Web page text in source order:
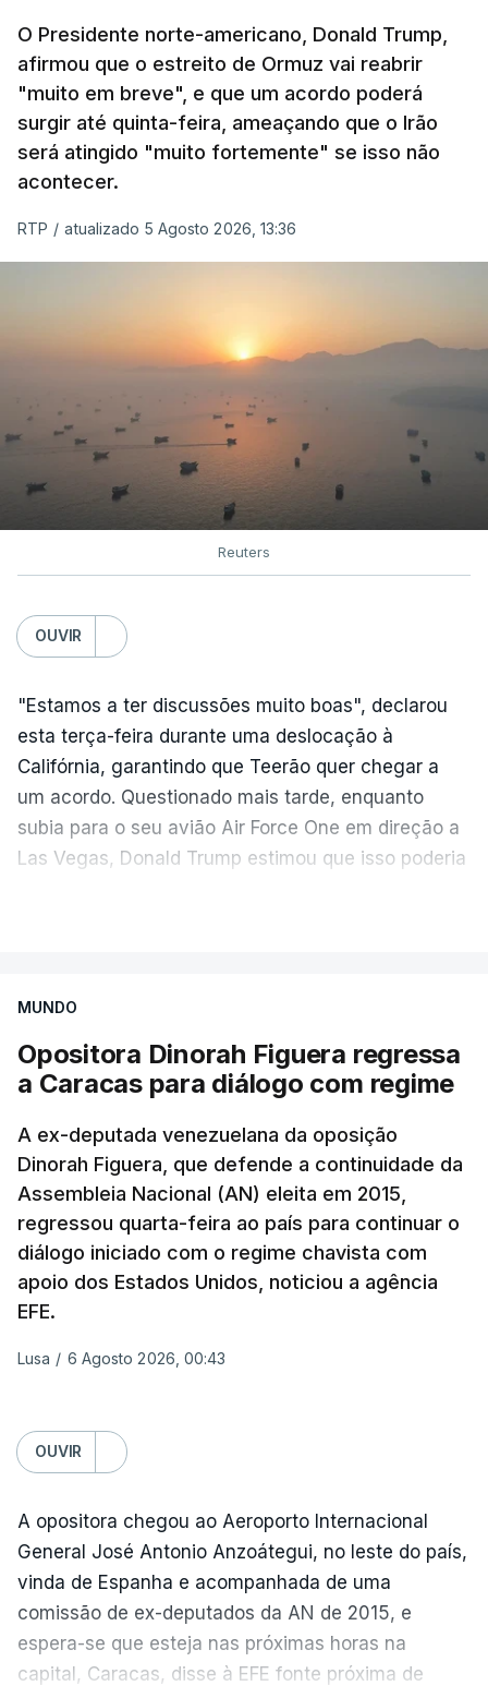
O Presidente norte-americano, Donald Trump,
afirmou que o estreito de Ormuz vai reabrir
"muito em breve", e que um acordo poderá
surgir até quinta-feira, ameaçando que o Irão
será atingido "muito fortemente" se isso não
acontecer.
RTP / atualizado 5 Agosto 2026, 13:36
Reuters
OUVIR
"Estamos a ter discussões muito boas", declarou
esta terça-feira durante uma deslocação à
Califórnia, garantindo que Teerão quer chegar a
um acordo. Questionado mais tarde, enquanto
subia para o seu avião Air Force One em direção a
Las Vegas, Donald Trump estimou que isso poderia
"progressos" nas negociações com o Irão e Omã,
Segundo o meio de comunicação Axios, que cita
discussão um acordo temporário de 60 dias
para organizar a passagem no estreito entre o
Irão e o sultanato de Omã.
Este acordo preliminar prevê, segundo o Axios, que
todo o transporte marítimo que entre através do
estreito utilize uma rota a norte nas águas
iranianas, e que qualquer navio que saia siga uma
passagem. A via central seria desminada durante
este período de 60 dias.
ERRO100
ERROR ON HTML5 MEDIA ELEMENT
ESTE CONTEÚDO ESTÁ NESTE
MUNDO
Opositora Dinorah Figuera regressa
a Caracas para diálogo com regime
A ex-deputada venezuelana da oposição
Dinorah Figuera, que defende a continuidade da
Assembleia Nacional (AN) eleita em 2015,
regressou quarta-feira ao país para continuar o
diálogo iniciado com o regime chavista com
apoio dos Estados Unidos, noticiou a agência
EFE.
Lusa / 6 Agosto 2026, 00:43
OUVIR
A opositora chegou ao Aeroporto Internacional
General José Antonio Anzoátegui, no leste do país,
vinda de Espanha e acompanhada de uma
comissão de ex-deputados da AN de 2015, e
espera-se que esteja nas próximas horas na
capital, Caracas, disse à EFE fonte próxima de